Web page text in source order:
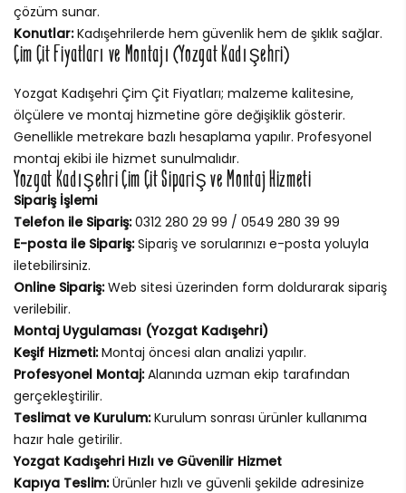
çözüm sunar.
Konutlar:Kadışehrilerde hem güvenlik hem de şıklık sağlar.
Çim Çit Fiyatları ve Montajı (Yozgat Kadışehri)
Yozgat Kadışehri Çim Çit Fiyatları; malzeme kalitesine,
ölçülere ve montaj hizmetine göre değişiklik gösterir.
Genellikle metrekare bazlı hesaplama yapılır. Profesyonel
montaj ekibi ile hizmet sunulmalıdır.
Yozgat Kadışehri Çim Çit Sipariş ve Montaj Hizmeti
Sipariş İşlemi
Telefon ile Sipariş:0312 280 29 99 / 0549 280 39 99
E-posta ile Sipariş:Sipariş ve sorularınızı e-posta yoluyla
iletebilirsiniz.
Online Sipariş:Web sitesi üzerinden form doldurarak sipariş
verilebilir.
Montaj Uygulaması (Yozgat Kadışehri)
Keşif Hizmeti:Montaj öncesi alan analizi yapılır.
Profesyonel Montaj:Alanında uzman ekip tarafından
gerçekleştirilir.
Teslimat ve Kurulum:Kurulum sonrası ürünler kullanıma
hazır hale getirilir.
Yozgat Kadışehri Hızlı ve Güvenilir Hizmet
Kapıya Teslim:Ürünler hızlı ve güvenli şekilde adresinize